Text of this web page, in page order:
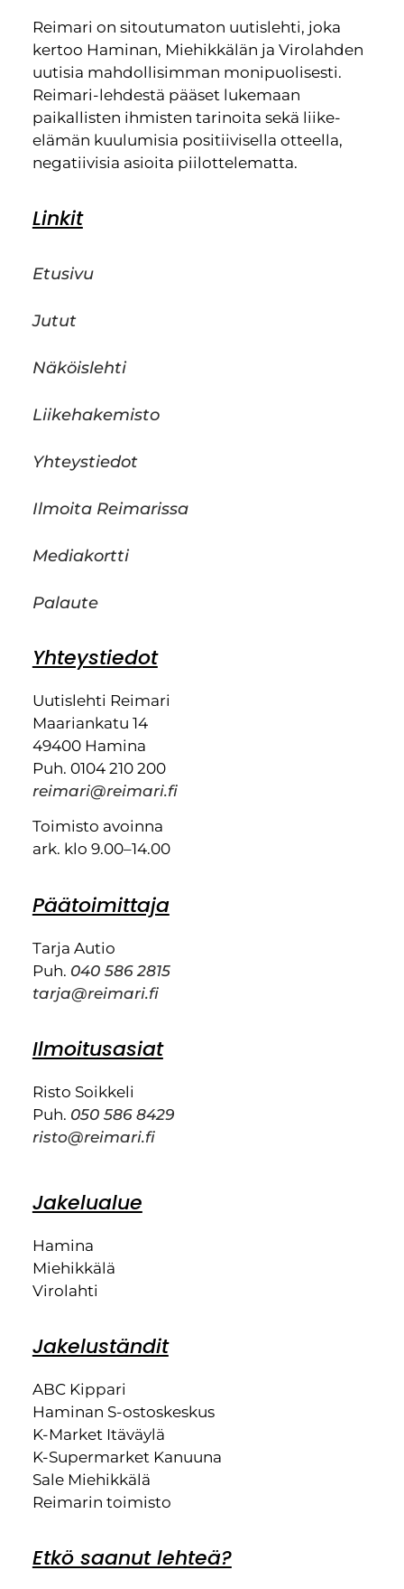
Reimari on sitoutumaton uutislehti, joka
kertoo Haminan, Miehikkälän ja Virolahden
uutisia mahdollisimman monipuolisesti.
Reimari-lehdestä pääset lukemaan
paikallisten ihmisten tarinoita sekä liike-
elämän kuulumisia positiivisella otteella,
negatiivisia asioita piilottelematta.
Linkit
Etusivu
Jutut
Näköislehti
Liikehakemisto
Yhteystiedot
Ilmoita Reimarissa
Mediakortti
Palaute
Yhteystiedot
Uutislehti Reimari
Maariankatu 14
49400 Hamina
Puh. 0104 210 200
reimari@reimari.fi
Toimisto avoinna
ark. klo 9.00–14.00
Päätoimittaja
Tarja Autio
Puh. 040 586 2815
tarja@reimari.fi
Ilmoitusasiat
Risto Soikkeli
Puh. 050 586 8429
risto@reimari.fi
Jakelualue
Hamina
Miehikkälä
Virolahti
Jakeluständit
ABC Kippari
Haminan S-ostoskeskus
K-Market Itäväylä
K-Supermarket Kanuuna
Sale Miehikkälä
Reimarin toimisto
Etkö saanut lehteä?